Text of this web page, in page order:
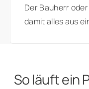
Der Bauherr
damit alles aus
So läuft ein